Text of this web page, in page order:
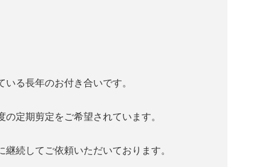
る長年のお付き合いです。
定期剪定をご希望されています。
続してご依頼いただいております。